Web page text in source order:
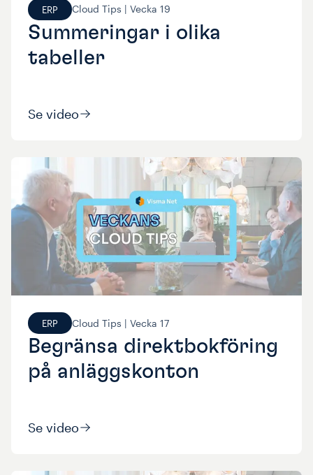
ERP Cloud Tips | Vecka 19
Summeringar i olika
tabeller
Se video
ERP Cloud Tips | Vecka 17
Begränsa direktbokföring
på anläggskonton
Se video